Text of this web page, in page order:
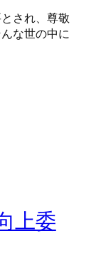
され、尊敬
な世の中に
上委